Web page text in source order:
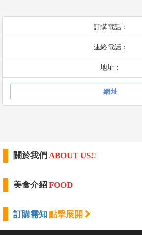
訂購電話：
連絡電話：
地址：
網址
關於我們 ABOUT US!!
美食介紹 FOOD
訂購需知 點擊展開